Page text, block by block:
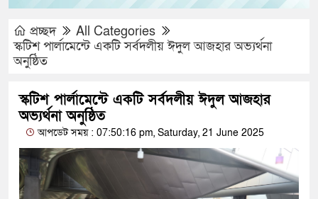
প্রচ্ছদ
All Categories
স্কটিশ পার্লামেন্ট‌ে একটি সর্বদলীয় ঈদুল আজহার অভ্যর্থনা
অনু‌ষ্ঠিত
স্কটিশ পার্লামেন্ট‌ে একটি সর্বদলীয় ঈদুল আজহার
অভ্যর্থনা অনু‌ষ্ঠিত
আপডেট সময় : 07:50:16 pm, Saturday, 21 June 2025